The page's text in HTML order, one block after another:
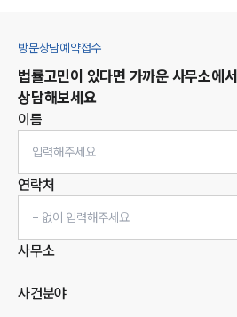
방문상담예약접수
법률고민이 있다면 가까운 사무소에서
상담해보세요
이름
연락처
사무소
사건분야